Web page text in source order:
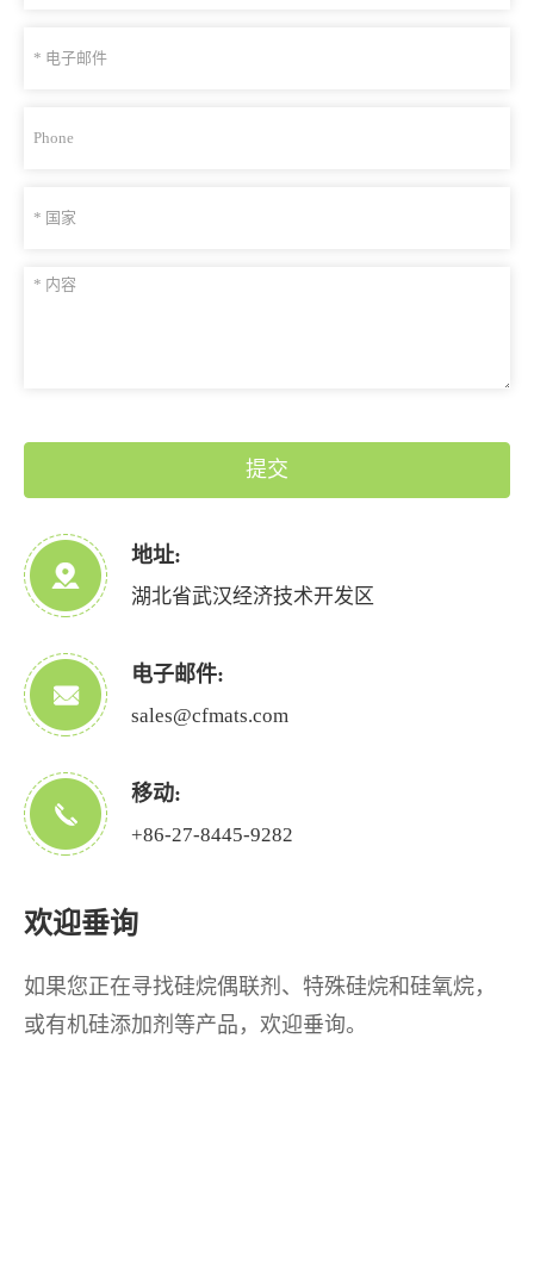
提交
地址:
湖北省武汉经济技术开发区
电子邮件:
sales@cfmats.com
移动:
+86-27-8445-9282
欢迎垂询
如果您正在寻找硅烷偶联剂、特殊硅烷和硅氧烷，
或有机硅添加剂等产品，欢迎垂询。